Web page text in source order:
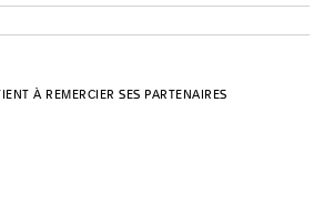
À REMERCIER SES PARTENAIRES